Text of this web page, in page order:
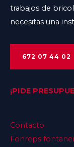
trabajos de
necesitas una
672 07 44 02
¡PIDE
Contacto
Fonreps